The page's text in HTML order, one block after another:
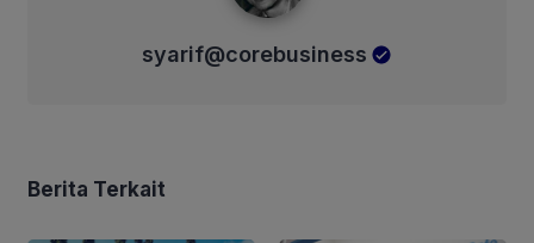
syarif@corebusiness
Berita Terkait